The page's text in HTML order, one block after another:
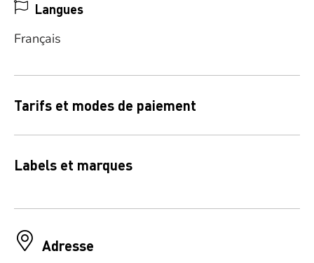
Langues
Français
Tarifs et modes de paiement
Labels et marques
Adresse